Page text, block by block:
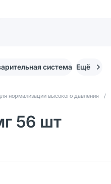
система Ещё
нормализации высокого давления /
56 шт